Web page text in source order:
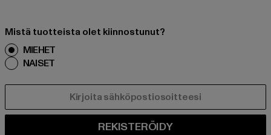
Mistä tuotteista olet kiinnostunut?
MIEHET
NAISET
REKISTERÖIDY